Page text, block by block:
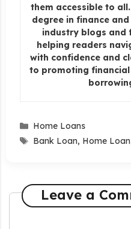
them accessible to
degree in finance
industry blogs and
helping readers
with confidence and
to promoting
Categories
Home Loans
Tags
Bank Loan, Home Loan
Leave a